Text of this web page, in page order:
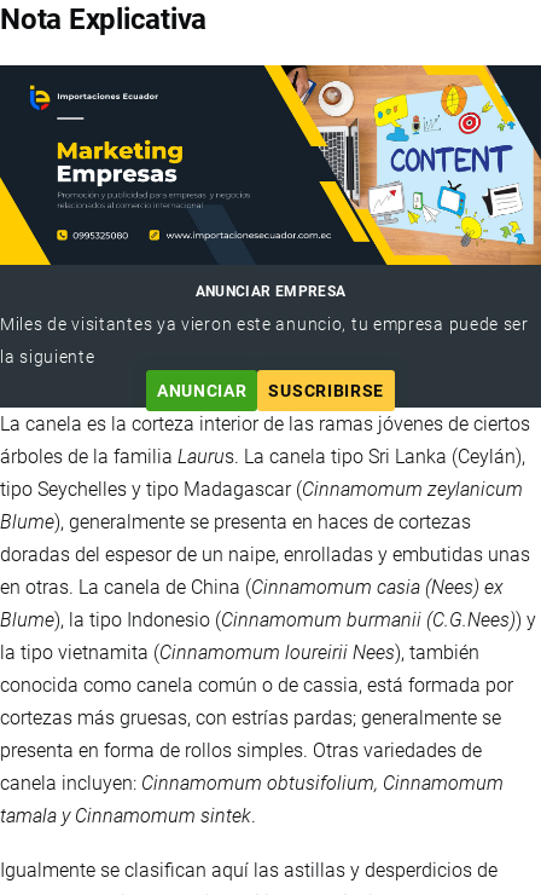
Nota Explicativa
ANUNCIAR EMPRESA
Miles de visitantes ya vieron este anuncio, tu empresa puede ser
la siguiente
ANUNCIAR
SUSCRIBIRSE
La canela es la corteza interior de las ramas jóvenes de ciertos
árboles de la familia Laurus. La canela tipo Sri Lanka (Ceylán),
tipo Seychelles y tipo Madagascar (Cinnamomum zeylanicum
Blume), generalmente se presenta en haces de cortezas
doradas del espesor de un naipe, enrolladas y embutidas unas
en otras. La canela de China (Cinnamomum casia (Nees) ex
Blume), la tipo Indonesio (Cinnamomum burmanii (C.G.Nees)) y
la tipo vietnamita (Cinnamomum loureirii Nees), también
conocida como canela común o de cassia, está formada por
cortezas más gruesas, con estrías pardas; generalmente se
presenta en forma de rollos simples. Otras variedades de
canela incluyen: Cinnamomum obtusifolium, Cinnamomum
tamala y Cinnamomum sintek.
Igualmente se clasifican aquí las astillas y desperdicios de